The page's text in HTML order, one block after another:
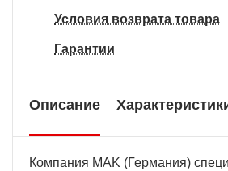
Условия возврата товара
Гарантии
Описание
Компания MAK (Германия)